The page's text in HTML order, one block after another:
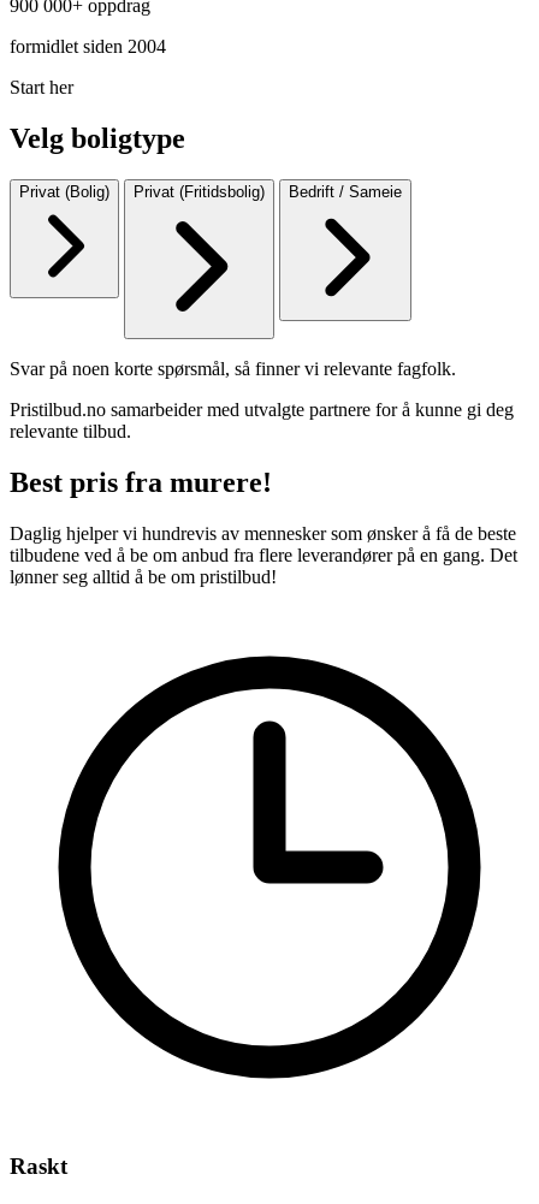
900 000+ oppdrag
formidlet siden 2004
Start her
Velg boligtype
Privat (Bolig) Privat (Fritidsbolig) Bedrift / Sameie
Svar på noen korte spørsmål, så finner vi relevante fagfolk.
Pristilbud.no samarbeider med utvalgte partnere for å kunne gi deg
relevante tilbud.
Best pris fra murere!
Daglig hjelper vi hundrevis av mennesker som ønsker å få de beste
tilbudene ved å be om anbud fra flere leverandører på en gang. Det
lønner seg alltid å be om pristilbud!
Raskt